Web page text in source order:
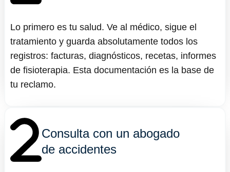
Lo primero es tu salud. Ve al médico, sigue el
tratamiento y guarda absolutamente todos los
registros: facturas, diagnósticos, recetas, informes
de fisioterapia. Esta documentación es la base de
tu reclamo.
Consulta con un abogado
de accidentes